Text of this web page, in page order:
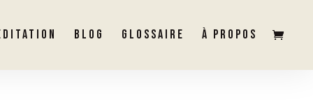
BLOG GLOSSAIRE À PROPOS